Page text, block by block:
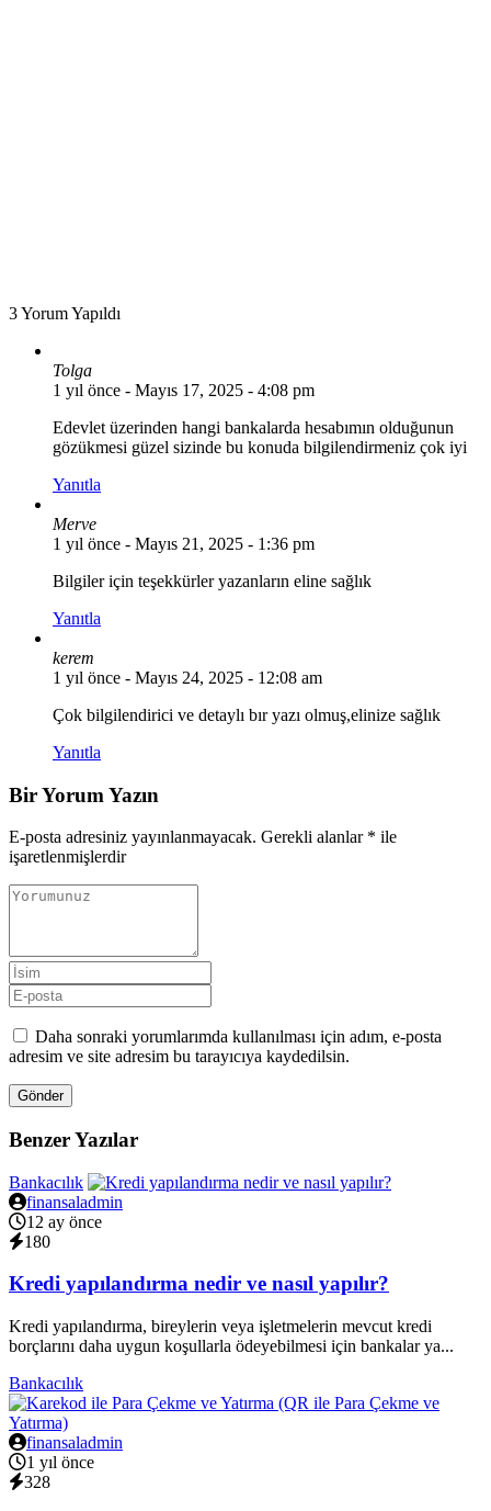
3 Yorum Yapıldı
Tolga
1 yıl önce - Mayıs 17, 2025 - 4:08 pm
Edevlet üzerinden hangi bankalarda hesabımın olduğunun
gözükmesi güzel sizinde bu konuda bilgilendirmeniz çok iyi
Yanıtla
Merve
1 yıl önce - Mayıs 21, 2025 - 1:36 pm
Bilgiler için teşekkürler yazanların eline sağlık
Yanıtla
kerem
1 yıl önce - Mayıs 24, 2025 - 12:08 am
Çok bilgilendirici ve detaylı bır yazı olmuş,elinize sağlık
Yanıtla
Bir Yorum Yazın
E-posta adresiniz yayınlanmayacak. Gerekli alanlar * ile
işaretlenmişlerdir
Daha sonraki yorumlarımda kullanılması için adım, e-posta
adresim ve site adresim bu tarayıcıya kaydedilsin.
Gönder
Benzer Yazılar
Bankacılık
finansaladmin
12 ay önce
180
Kredi yapılandırma nedir ve nasıl yapılır?
Kredi yapılandırma, bireylerin veya işletmelerin mevcut kredi
borçlarını daha uygun koşullarla ödeyebilmesi için bankalar ya...
Bankacılık
finansaladmin
1 yıl önce
328